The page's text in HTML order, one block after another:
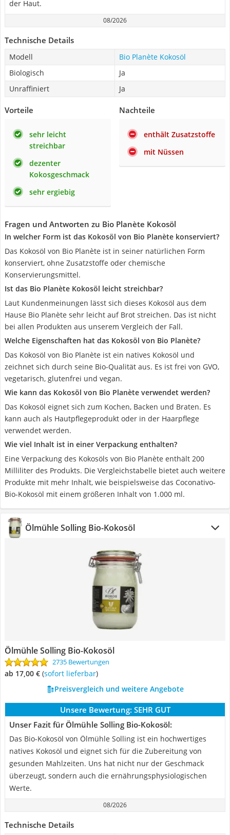
der Haut.
08/2026
Technische Details
Modell
Bio Planète Kokosöl
Biologisch
Ja
Unraffiniert
Ja
Vorteile
sehr leicht
streichbar
dezenter
Kokosgeschmack
sehr ergiebig
Nachteile
enthält Zusatzstoffe
mit Nüssen
Fragen und Antworten zu Bio Planète Kokosöl
In welcher Form ist das Kokosöl von Bio Planète konserviert?
Das Kokosöl von Bio Planète ist in seiner natürlichen Form
konserviert, ohne Zusatzstoffe oder chemische
Konservierungsmittel.
Ist das Bio Planète Kokosöl leicht streichbar?
Laut Kundenmeinungen lässt sich dieses Kokosöl aus dem
Hause Bio Planète sehr leicht auf Brot streichen. Das ist nicht
bei allen Produkten aus unserem Vergleich der Fall.
Welche Eigenschaften hat das Kokosöl von Bio Planète?
Das Kokosöl von Bio Planète ist ein natives Kokosöl und
zeichnet sich durch seine Bio-Qualität aus. Es ist frei von GVO,
vegetarisch, glutenfrei und vegan.
Wie kann das Kokosöl von Bio Planète verwendet werden?
Das Kokosöl eignet sich zum Kochen, Backen und Braten. Es
kann auch als Hautpflegeprodukt oder in der Haarpflege
verwendet werden.
Wie viel Inhalt ist in einer Verpackung enthalten?
Eine Verpackung des Kokosöls von Bio Planète enthält 200
Milliliter des Produkts. Die Vergleichstabelle bietet auch weitere
Produkte mit mehr Inhalt, wie beispielsweise das Coconativo-
Bio-Kokosöl mit einem größeren Inhalt von 1.000 ml.
Ölmühle Solling Bio-Kokosöl
Ölmühle Solling Bio-Kokosöl
2735 Bewertungen
ab 17,00 € ( Sofort lieferbar)
Preisvergleich und weitere Angebote
Unsere Bewertung: SEHR GUT
Unser Fazit für Ölmühle Solling Bio-Kokosöl:
Das Bio-Kokosöl von ‎Ölmühle Solling ist ein hochwertiges
natives Kokosöl und eignet sich für die Zubereitung von
gesunden Mahlzeiten. Uns hat nicht nur der Geschmack
überzeugt, sondern auch die ernährungsphysiologischen
Werte.
08/2026
Technische Details